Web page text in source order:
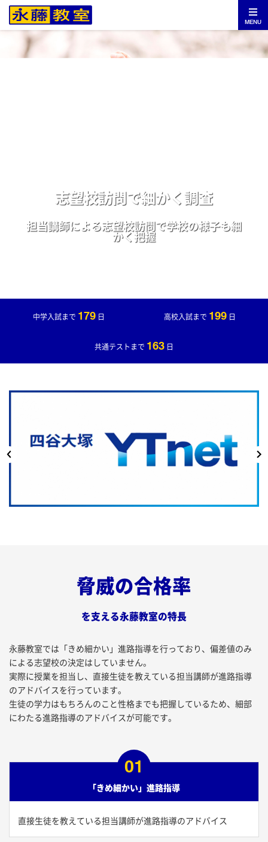
MENU
志望校訪問で細かく調査
担当講師による志望校訪問で学校の様子も細
かく把握
中学入試まで 179日 高校入試まで 199日
共通テストまで 163 日
脅威の合格率
を支える永藤教室の特長
永藤教室では「きめ細かい」進路指導を行っており、偏差値のみ
による志望校の決定はしていません。
実際に授業を担当し、直接生徒を教えている担当講師が進路指導
のアドバイスを行っています。
生徒の学力はもちろんのこと性格までも把握しているため、細部
にわたる進路指導のアドバイスが可能です。
01
「きめ細かい」進路指導
直接生徒を教えている担当講師が進路指導のアドバイス